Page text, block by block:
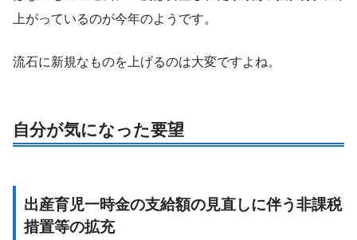
上がっているのが今年のようです。
流石に新規なものを上げるのは大変ですよね。
自分が気になった要望
出産育児一時金の支給額の見直しに伴う非課税
措置等の拡充